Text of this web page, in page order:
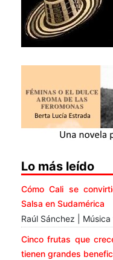
Lo más leído
Cómo Cali se
Salsa en Sudamérica
Raúl Sánchez |
Cinco frutas que
tienen grandes